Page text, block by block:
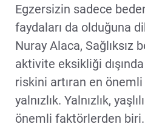
Egzersizin sadece
faydaları da olduğuna
Nuray Alaca, Sağlıksız
aktivite eksikliği dışında
riskini artıran en
yalnızlık. Yalnızlık,
önemli faktörlerden biri.